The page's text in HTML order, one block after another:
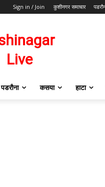
Sign in / Join कुशीनगर समाचार
पडरौना कसया हाटा